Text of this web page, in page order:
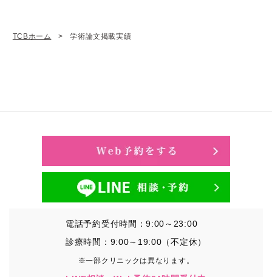
TCBホーム 学術論文掲載実績
電話予約受付時間：9:00～23:00
診療時間：9:00～19:00（不定休）
※一部クリニックは異なります。